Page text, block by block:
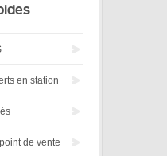
en station
de vente